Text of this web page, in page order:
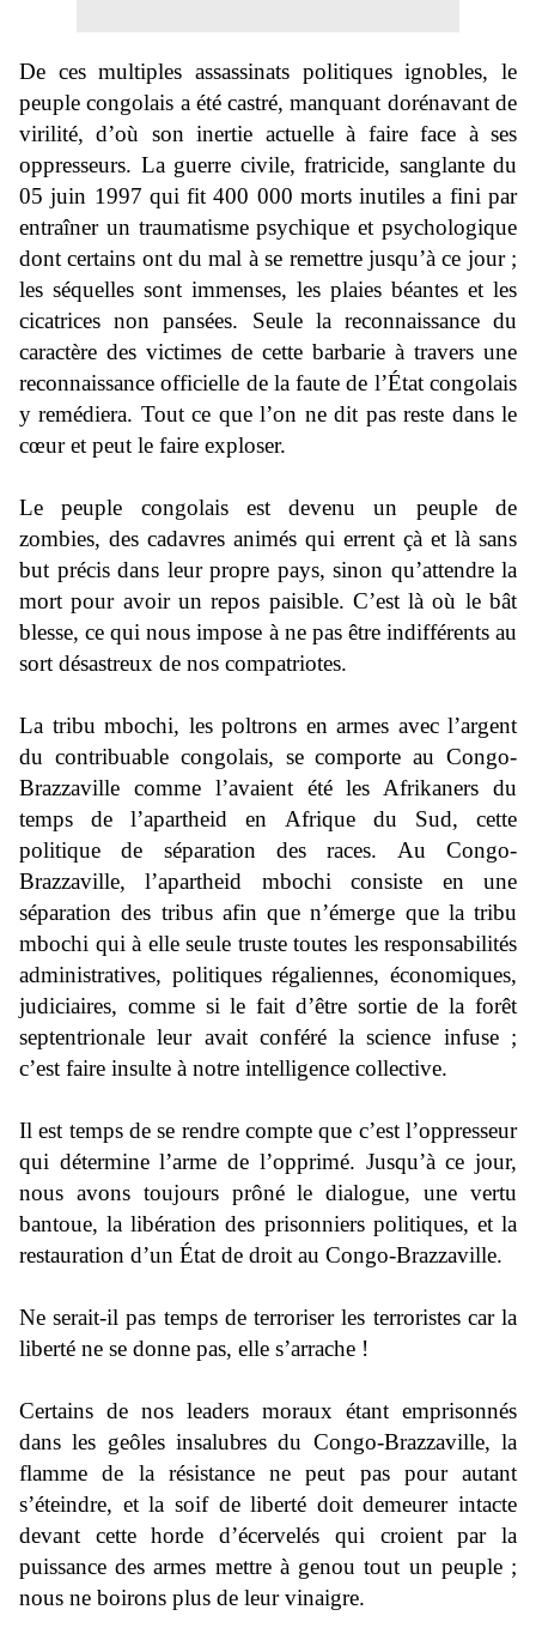
De ces multiples assassinats politiques ignobles, le
peuple congolais a été castré, manquant dorénavant de
virilité, d’où son inertie actuelle à faire face à ses
oppresseurs. La guerre civile, fratricide, sanglante du
05 juin 1997 qui fit 400 000 morts inutiles a fini par
entraîner un traumatisme psychique et psychologique
dont certains ont du mal à se remettre jusqu’à ce jour ;
les séquelles sont immenses, les plaies béantes et les
cicatrices non pansées. Seule la reconnaissance du
caractère des victimes de cette barbarie à travers une
reconnaissance officielle de la faute de l’État congolais
y remédiera. Tout ce que l’on ne dit pas reste dans le
cœur et peut le faire exploser.
Le peuple congolais est devenu un peuple de
zombies, des cadavres animés qui errent çà et là sans
but précis dans leur propre pays, sinon qu’attendre la
mort pour avoir un repos paisible. C’est là où le bât
blesse, ce qui nous impose à ne pas être indifférents au
sort désastreux de nos compatriotes.
La tribu mbochi, les poltrons en armes avec l’argent
du contribuable congolais, se comporte au Congo-
Brazzaville comme l’avaient été les Afrikaners du
temps de l’apartheid en Afrique du Sud, cette
politique de séparation des races. Au Congo-
Brazzaville, l’apartheid mbochi consiste en une
séparation des tribus afin que n’émerge que la tribu
mbochi qui à elle seule truste toutes les responsabilités
administratives, politiques régaliennes, économiques,
judiciaires, comme si le fait d’être sortie de la forêt
septentrionale leur avait conféré la science infuse ;
c’est faire insulte à notre intelligence collective.
Il est temps de se rendre compte que c’est l’oppresseur
qui détermine l’arme de l’opprimé. Jusqu’à ce jour,
nous avons toujours prôné le dialogue, une vertu
bantoue, la libération des prisonniers politiques, et la
restauration d’un État de droit au Congo-Brazzaville.
Ne serait-il pas temps de terroriser les terroristes car la
liberté ne se donne pas, elle s’arrache !
Certains de nos leaders moraux étant emprisonnés
dans les geôles insalubres du Congo-Brazzaville, la
flamme de la résistance ne peut pas pour autant
s’éteindre, et la soif de liberté doit demeurer intacte
devant cette horde d’écervelés qui croient par la
puissance des armes mettre à genou tout un peuple ;
nous ne boirons plus de leur vinaigre.